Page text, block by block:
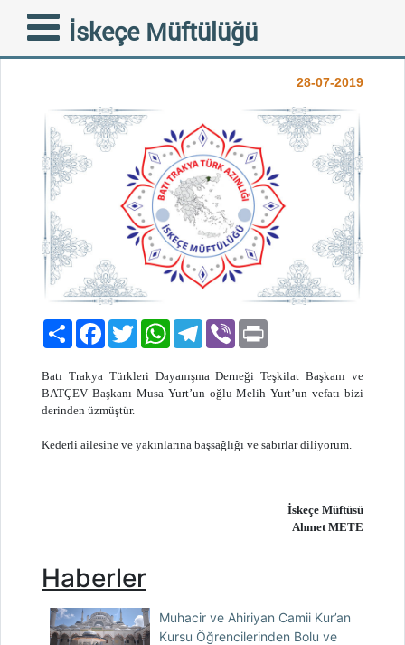
İskeçe Müftülüğü
Melih Yurt’un vefatı için
Taziye
28-07-2019
PaylaşFacebook
TwitterWhatsAppTelegram
Viber
Batı Trakya Türkleri Dayanışma Derneği Teşkilat Başkanı ve
BATÇEV Başkanı Musa Yurt’un oğlu Melih Yurt’un vefatı bizi
derinden üzmüştür.
Kederli ailesine ve yakınlarına başsağlığı ve sabırlar diliyorum.
İskeçe Müftüsü
Ahmet METE
Haberler
Muhacir ve Ahiriyan Camii Kur’an
Kursu Öğrencilerinden Bolu ve